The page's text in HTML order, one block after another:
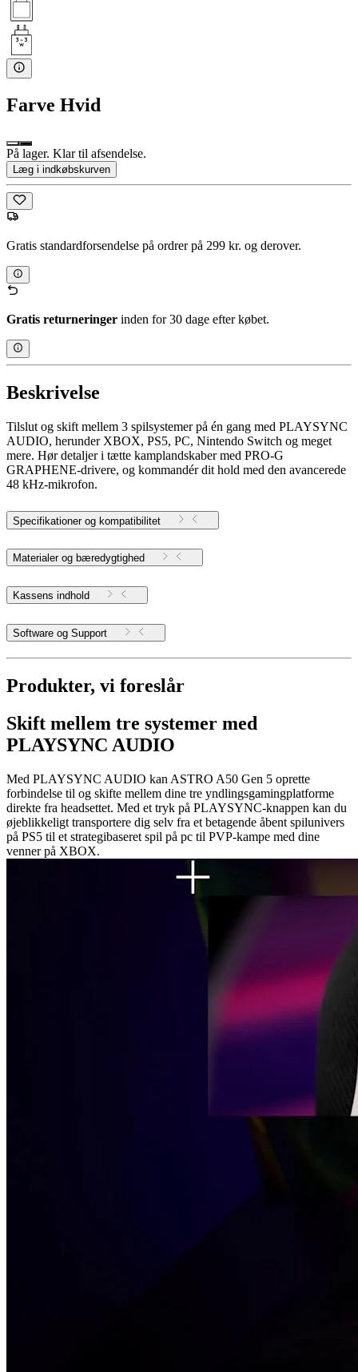
Farve Hvid
På lager. Klar til afsendelse.
Læg i indkøbskurven
Gratis standardforsendelse på ordrer på 299 kr. og derover.
Gratis returneringer inden for 30 dage efter købet.
Beskrivelse
Tilslut og skift mellem 3 spilsystemer på én gang med PLAYSYNC
AUDIO, herunder XBOX, PS5, PC, Nintendo Switch og meget
mere. Hør detaljer i tætte kamplandskaber med PRO-G
GRAPHENE-drivere, og kommandér dit hold med den avancerede
48 kHz-mikrofon.
Specifikationer og kompatibilitet
Materialer og bæredygtighed
Kassens indhold
Software og Support
Produkter, vi foreslår
Skift mellem tre systemer med
PLAYSYNC AUDIO
Med PLAYSYNC AUDIO kan ASTRO A50 Gen 5 oprette
forbindelse til og skifte mellem dine tre yndlingsgamingplatforme
direkte fra headsettet. Med et tryk på PLAYSYNC-knappen kan du
øjeblikkeligt transportere dig selv fra et betagende åbent spilunivers
på PS5 til et strategibaseret spil på pc til PVP-kampe med dine
venner på XBOX.